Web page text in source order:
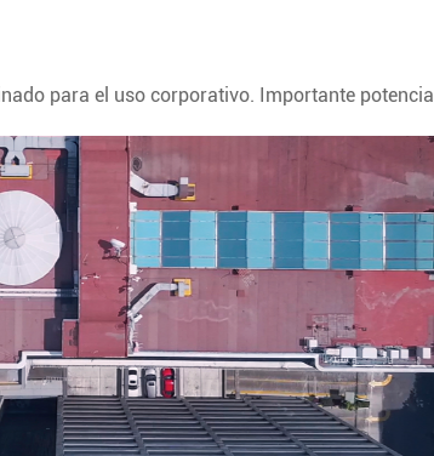
para el uso corporativo. Importante